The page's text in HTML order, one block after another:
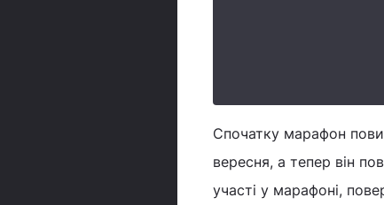
Спочатку марафон
вересня, а тепер він
участі у марафоні,